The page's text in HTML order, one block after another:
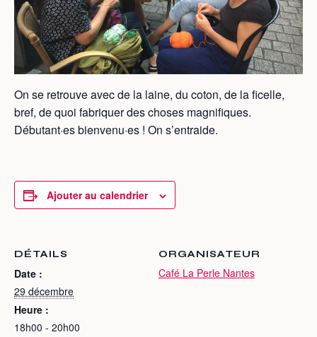
On se retrouve avec de la laine, du coton, de la ficelle,
bref, de quoi fabriquer des choses magnifiques.
Débutant·es bienvenu·es ! On s’entraide.
Ajouter au calendrier
DÉTAILS
Date :
29 décembre
Heure :
18h00 - 20h00
ORGANISATEUR
Café La Perle Nantes